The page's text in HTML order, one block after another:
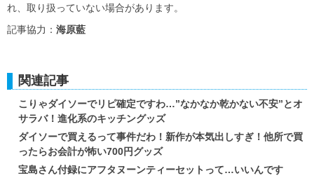
れ、取り扱っていない場合があります。
記事協力： 海原藍
関連記事
こりゃダイソーでリピ確定ですわ…”なかなか乾かない不安”とオ
サラバ！進化系のキッチングッズ
ダイソーで買えるって事件だわ！新作が本気出しすぎ！他所で買
ったらお会計が怖い700円グッズ
宝島さん付録にアフタヌーンティーセットって…いいんです